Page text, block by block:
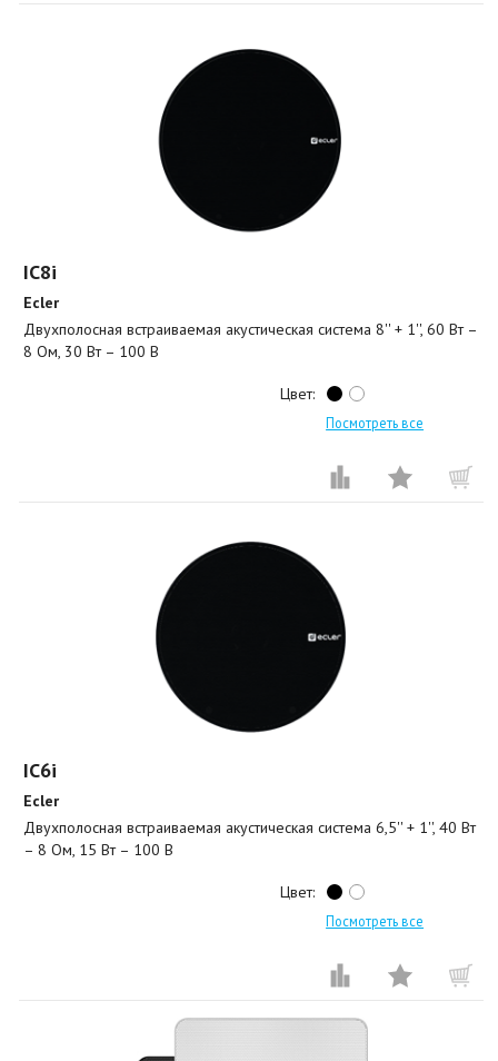
IC8i
Ecler
Двухполосная встраиваемая акустическая система 8'' + 1'', 60 Вт –
8 Ом, 30 Вт – 100 В
Цвет:
Посмотреть все
IC6i
Ecler
Двухполосная встраиваемая акустическая система 6,5'' + 1'', 40 Вт
– 8 Ом, 15 Вт – 100 В
Цвет:
Посмотреть все